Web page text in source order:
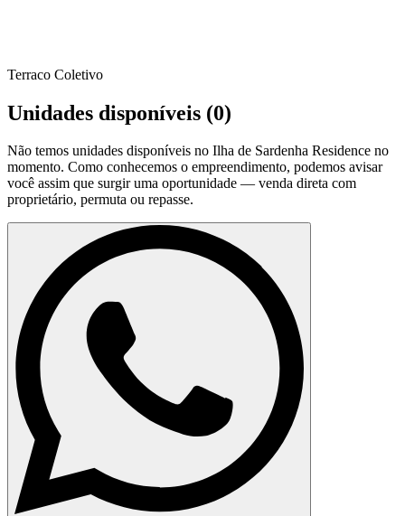
Terraco Coletivo
Unidades disponíveis (0)
Não temos unidades disponíveis no Ilha de Sardenha Residence no
momento. Como conhecemos o empreendimento, podemos avisar
você assim que surgir uma oportunidade — venda direta com
proprietário, permuta ou repasse.